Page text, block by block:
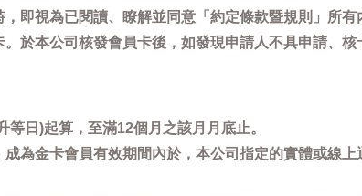
即視為已閱讀、瞭解並同意「約定條款暨規則」所有
於本公司核發會員卡後，如發現申請人不具申請、
日)起算，至滿12個月之該月月底止。
為金卡會員有效期間內於，本公司指定的實體或線